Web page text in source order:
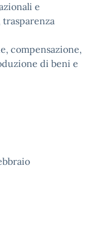
e
compensazione,
di beni e